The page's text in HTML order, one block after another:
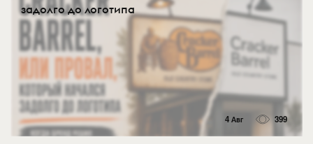
задолго до логотипа
4 Авг 399